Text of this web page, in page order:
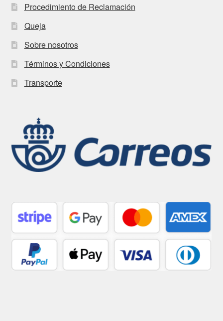
Procedimiento de Reclamación
Queja
Sobre nosotros
Términos y Condiciones
Transporte